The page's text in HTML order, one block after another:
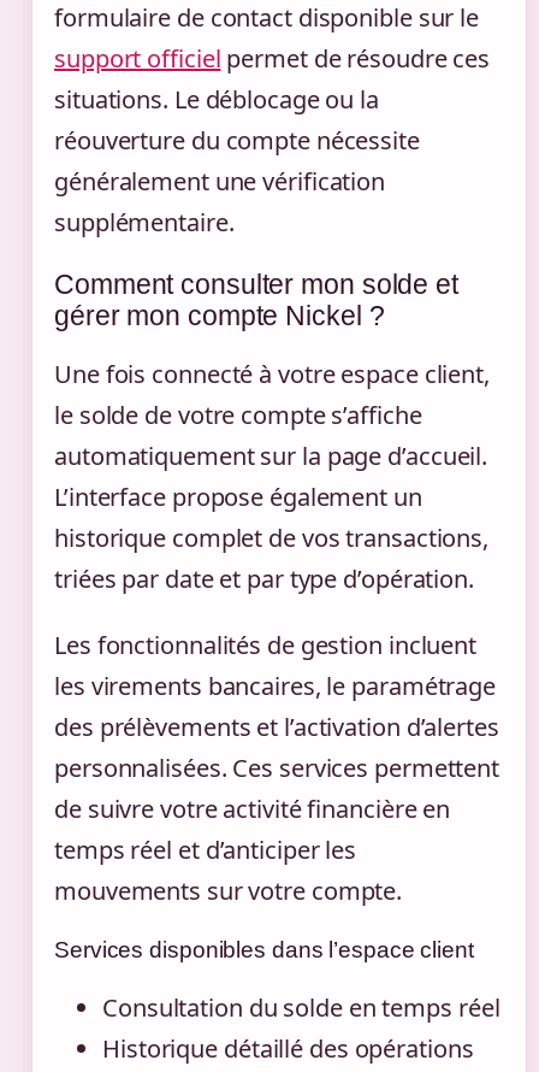
formulaire de contact disponible sur le
support officiel permet de résoudre ces
situations. Le déblocage ou la
réouverture du compte nécessite
généralement une vérification
supplémentaire.
Comment consulter mon solde et
gérer mon compte Nickel ?
Une fois connecté à votre espace client,
le solde de votre compte s’affiche
automatiquement sur la page d’accueil.
L’interface propose également un
historique complet de vos transactions,
triées par date et par type d’opération.
Les fonctionnalités de gestion incluent
les virements bancaires, le paramétrage
des prélèvements et l’activation d’alertes
personnalisées. Ces services permettent
de suivre votre activité financière en
temps réel et d’anticiper les
mouvements sur votre compte.
Services disponibles dans l’espace client
Consultation du solde en temps réel
Historique détaillé des opérations